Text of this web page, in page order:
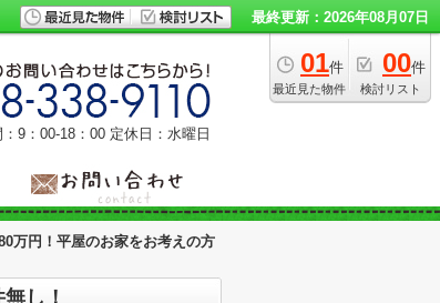
最終更新：2026年08月07日
01件
最近見た物件
00件
検討リスト
9：00‐18：00 定休日：水曜日
万円！平屋のお家をお考えの方
し！